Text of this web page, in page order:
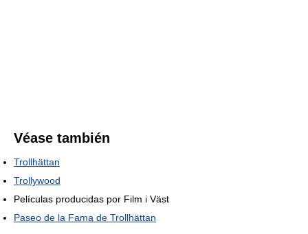
Véase también
Trollhättan
Trollywood
Películas producidas por Film i Väst
Paseo de la Fama de Trollhättan